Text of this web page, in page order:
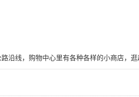
沿线，购物中心里有各种各样的小商店，逛